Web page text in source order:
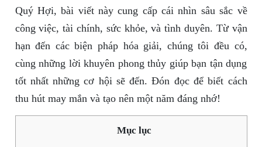
Quý Hợi, bài viết này cung cấp cái nhìn sâu sắc về
công việc, tài chính, sức khỏe, và tình duyên. Từ vận
hạn đến các biện pháp hóa giải, chúng tôi đều có,
cùng những lời khuyên phong thủy giúp bạn tận dụng
tốt nhất những cơ hội sẽ đến. Đón đọc để biết cách
thu hút may mắn và tạo nên một năm đáng nhớ!
Mục lục